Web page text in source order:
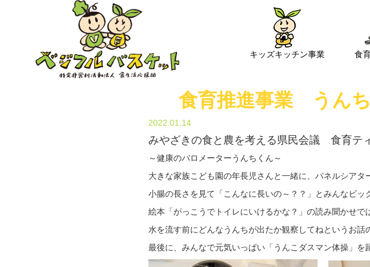
キッズキッチン事業 食
食育推進事業 うん
2022.01.14
みやざきの食と農を考える県民会議 食育テ
～健康のバロメーターうんちくん～
大きな家族こども園の年長児さんと一緒に、パネルシア
小腸の長さを見て「こんなに長いの～？？」とみんなビ
絵本「がっこうでトイレにいけるかな？」の読み聞かせで
水を流す前にどんなうんちが出たか観察してねというお話
最後に、みんなで元気いっぱい「うんこダスマン体操」を